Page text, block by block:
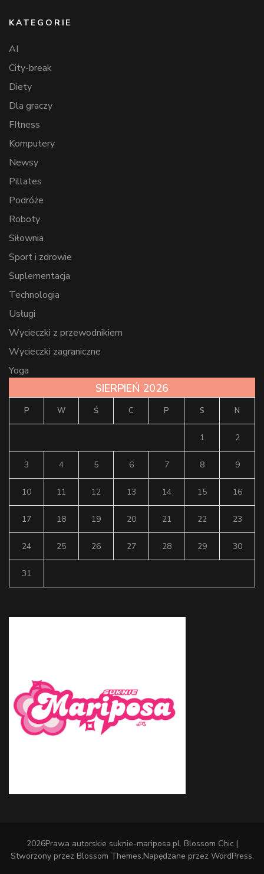
KATEGORIE
AI
City-break
Diety
Dla graczy
FItness
Komputery
Newsy
Pillates
Podróże
Roboty
Siłownia
Sport i zdrowie
Suplementacja
Technologia
Usługi
Wycieczki z przewodnikiem
Wycieczki zagraniczne
Yoga
SIERPIEŃ 2026
P W Ś C P S N
1 2
3 4 5 6 7 8 9
10 11 12 13 14 15 16
17 18 19 20 21 22 23
24 25 26 27 28 29 30
31
2026Prawa autorskie suknie-mariposa.pl. Blossom Chic |
Stworzony przez Blossom Themes.Napędzane przez WordPress.